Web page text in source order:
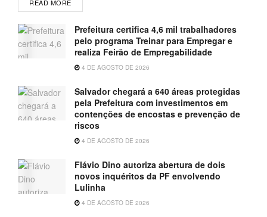
READ MORE
Prefeitura certifica 4,6 mil trabalhadores
pelo programa Treinar para Empregar e
realiza Feirão de Empregabilidade
4 DE AGOSTO DE 2026
Salvador chegará a 640 áreas protegidas
pela Prefeitura com investimentos em
contenções de encostas e prevenção de
riscos
4 DE AGOSTO DE 2026
Flávio Dino autoriza abertura de dois
novos inquéritos da PF envolvendo
Lulinha
4 DE AGOSTO DE 2026